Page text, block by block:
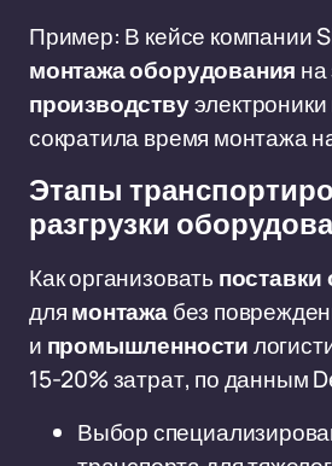
Пример: В кейсе компании
монтажа оборудования на
производствуэлектроники
сократила время монтажа
Этапы
разгрузки
Как организовать
длямонтажабез
и промышленности
15-20% затрат, по данным
Выбор